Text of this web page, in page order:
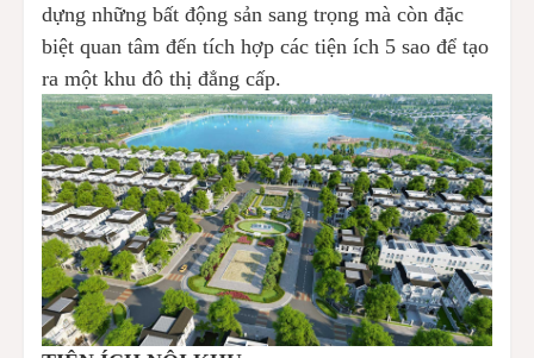
dựng những bất động sản sang trọng mà còn đặc
biệt quan tâm đến tích hợp các tiện ích 5 sao để tạo
ra một khu đô thị đẳng cấp.